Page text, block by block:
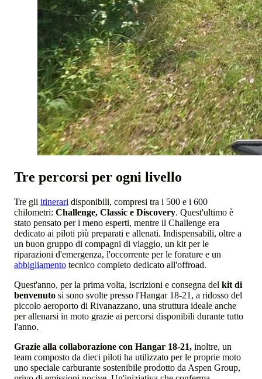
Tre percorsi per ogni livello
Tre gli itinerari disponibili, compresi tra i 500 e i 600
chilometri: Challenge, Classic e Discovery. Quest'ultimo è
stato pensato per i meno esperti, mentre il Challenge era
dedicato ai piloti più preparati e allenati. Indispensabili, oltre a
un buon gruppo di compagni di viaggio, un kit per le
riparazioni d'emergenza, l'occorrente per le forature e un
abbigliamento tecnico completo dedicato all'offroad.
Quest'anno, per la prima volta, iscrizioni e consegna del kit di
benvenuto si sono svolte presso l'Hangar 18-21, a ridosso del
piccolo aeroporto di Rivanazzano, una struttura ideale anche
per allenarsi in moto grazie ai percorsi disponibili durante tutto
l'anno.
Grazie alla collaborazione con Hangar 18-21, inoltre, un
team composto da dieci piloti ha utilizzato per le proprie moto
uno speciale carburante sostenibile prodotto da Aspen Group,